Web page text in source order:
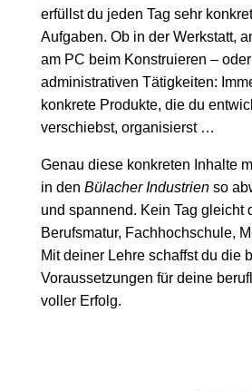
erfüllst du jeden Tag sehr
Aufgaben. Ob in der Werkstatt,
am PC beim Konstruieren –
administrativen Tätigkeiten:
konkrete Produkte, die du
verschiebst, organisierst …
Genau diese konkreten Inhalte
in den Bülacher Industrienso
und spannend. Kein Tag gleicht
Berufsmatur, Fachhochschule,
Mit deiner Lehre schaffst du die
Voraussetzungen für deine
voller Erfolg.